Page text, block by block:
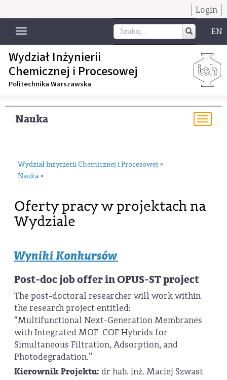
Login
Toggle
navigation
EN
Wydział Inżynierii
Chemicznej i Procesowej
Politechnika Warszawska
Nauka
Wydział Inżynierii Chemicznej i Procesowej »
Nauka »
Oferty pracy w projektach na
Wydziale
Wyniki Konkursów
Post-doc job offer in OPUS-ST project
The post-doctoral researcher will work within
the research project entitled:
“Multifunctional Next-Generation Membranes
with Integrated MOF–COF Hybrids for
Simultaneous Filtration, Adsorption, and
Photodegradation.”
Kierownik Projektu: dr hab. inż. Maciej Szwast